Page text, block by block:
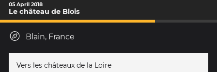
05 April 2018
Le château de Blois
Blain, France
Vers les châteaux de la Loire